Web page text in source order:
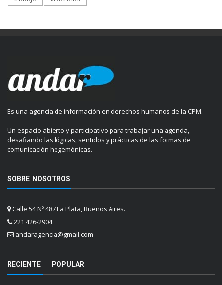
Es una agencia de información en derechos humanos de la CPM.
Un espacio abierto y participativo para trabajar una agenda,
desafiando las lógicas, sentidos y prácticas de las formas de
comunicación hegemónicas.
SOBRE NOSOTROS
Calle 54 Nº 487 La Plata, Buenos Aires.
221 426-2904
andaragencia@gmail.com
RECIENTE POPULAR